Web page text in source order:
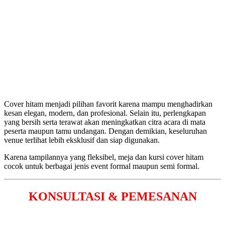
Cover hitam menjadi pilihan favorit karena mampu menghadirkan
kesan elegan, modern, dan profesional. Selain itu, perlengkapan
yang bersih serta terawat akan meningkatkan citra acara di mata
peserta maupun tamu undangan. Dengan demikian, keseluruhan
venue terlihat lebih eksklusif dan siap digunakan.
Karena tampilannya yang fleksibel, meja dan kursi cover hitam
cocok untuk berbagai jenis event formal maupun semi formal.
KONSULTASI & PEMESANAN